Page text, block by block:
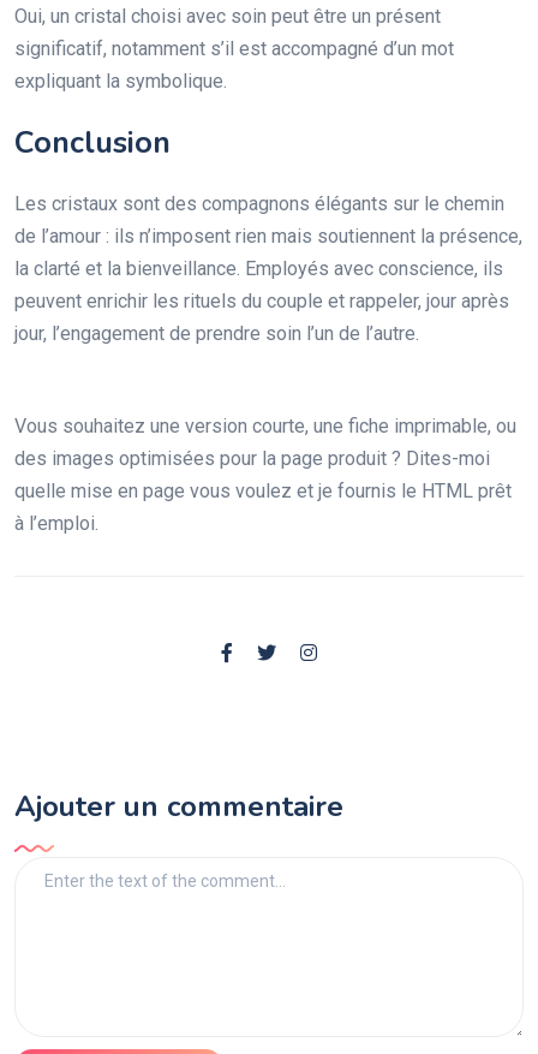
Oui, un cristal choisi avec soin peut être un présent
significatif, notamment s’il est accompagné d’un mot
expliquant la symbolique.
Conclusion
Les cristaux sont des compagnons élégants sur le chemin
de l’amour : ils n’imposent rien mais soutiennent la présence,
la clarté et la bienveillance. Employés avec conscience, ils
peuvent enrichir les rituels du couple et rappeler, jour après
jour, l’engagement de prendre soin l’un de l’autre.
Vous souhaitez une version courte, une fiche imprimable, ou
des images optimisées pour la page produit ? Dites-moi
quelle mise en page vous voulez et je fournis le HTML prêt
à l’emploi.
Ajouter un commentaire